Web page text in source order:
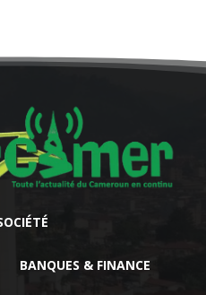
BANQUES & FINANCE